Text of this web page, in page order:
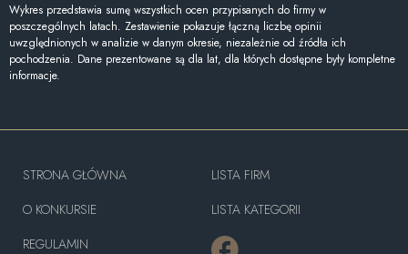
Wykres przedstawia sumę wszystkich ocen przypisanych do firmy w
poszczególnych latach. Zestawienie pokazuje łączną liczbę opinii
uwzględnionych w analizie w danym okresie, niezależnie od źródła ich
pochodzenia. Dane prezentowane są dla lat, dla których dostępne były kompletne
informacje.
STRONA GŁÓWNA
O KONKURSIE
REGULAMIN
LISTA FIRM
LISTA KATEGORII